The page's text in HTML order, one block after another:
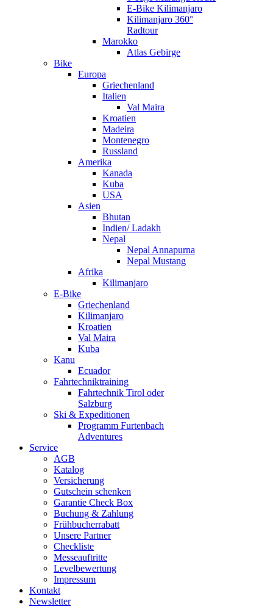
E-Bike Kilimanjaro
Kilimanjaro 360°
Radtour
Marokko
Atlas Gebirge
Bike
Europa
Griechenland
Italien
Val Maira
Kroatien
Madeira
Montenegro
Russland
Amerika
Kanada
Kuba
USA
Asien
Bhutan
Indien/ Ladakh
Nepal
Nepal Annapurna
Nepal Mustang
Afrika
Kilimanjaro
E-Bike
Griechenland
Kilimanjaro
Kroatien
Val Maira
Kuba
Kanu
Ecuador
Fahrtechniktraining
Fahrtechnik Tirol oder
Salzburg
Ski & Expeditionen
Programm Furtenbach
Adventures
Service
AGB
Katalog
Versicherung
Gutschein schenken
Garantie Check Box
Buchung & Zahlung
Frühbucherrabatt
Unsere Partner
Checkliste
Messeauftritte
Levelbewertung
Impressum
Kontakt
Newsletter